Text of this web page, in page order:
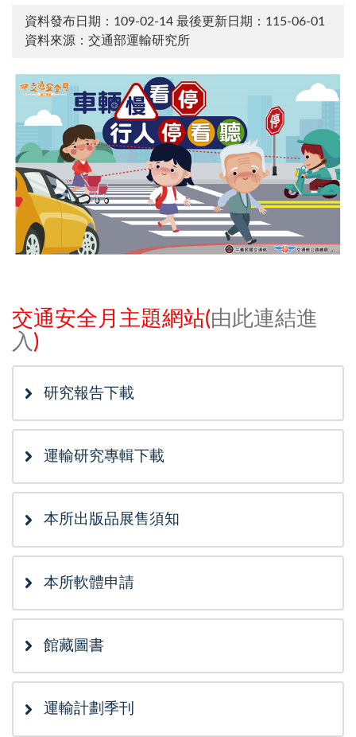
資料發布日期：109-02-14 最後更新日期：115-06-01
資料來源：交通部運輸研究所
交通安全月主題網站(由此連結進
入 )
研究報告下載
運輸研究專輯下載
本所出版品展售須知
本所軟體申請
館藏圖書
運輸計劃季刊